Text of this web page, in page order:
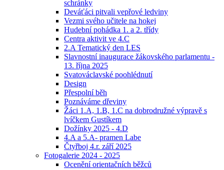
schránky
Deváťáci pitvali vepřové ledviny
Vezmi svého učitele na hokej
Hudební pohádka 1. a 2. třídy
Centra aktivit ve 4.C
2.A Tematický den LES
Slavnostní inaugurace žákovského parlamentu -
13. října 2025
Svatováclavské poohlédnutí
Design
Přespolní běh
Poznáváme dřeviny
Žáci 1.A, 1.B, 1.C na dobrodružné výpravě s
lvíčkem Gustíkem
Dožínky 2025 - 4.D
4.A a 5.A- pramen Labe
Čtyřboj 4.r. září 2025
Fotogalerie 2024 - 2025
Ocenění orientačních běžců